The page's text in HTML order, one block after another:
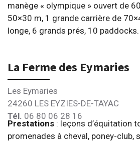
manège « olympique » ouvert de
50×30 m, 1 grande carrière de
longe, 6 grands prés, 10 paddocks.
La Ferme des Eymaries
Les Eymaries
24260 LES EYZIES-DE-TAYAC
Tél. 06 80 06 28 16
Prestations : leçons d’équitation
promenades à cheval, poney-club,